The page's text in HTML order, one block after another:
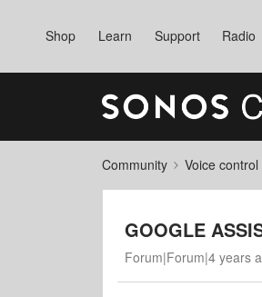
Shop Learn Support Radio
Community Voice
GOOGLE
Forum|Forum|4 years